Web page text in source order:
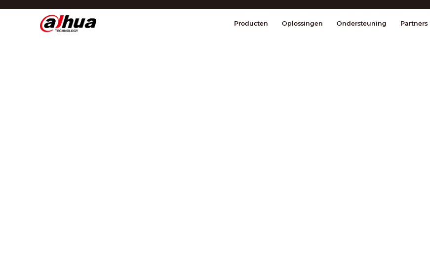
Display & Control Transmissie
Regio/taal
Producten Oplossingen Ondersteuning Partners